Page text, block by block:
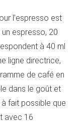
l'espresso est
espresso, 20
à 40 ml
ligne directrice,
de café en
dans le goût et
fait possible que
avec 16